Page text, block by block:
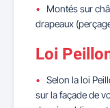
Montés sur
drapeaux
Loi
Selon la loi
sur la façade de